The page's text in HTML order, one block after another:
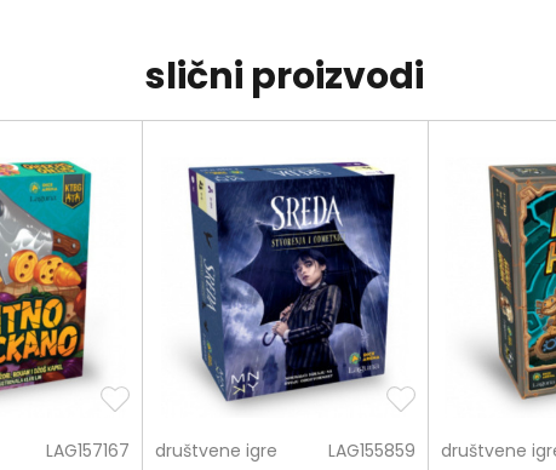
slični proizvodi
LAG157167 društvene igre LAG155859 društvene